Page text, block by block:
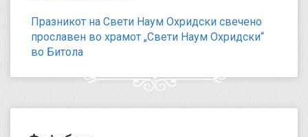
Празникот на Свети Наум Охридски свечено
прославен во храмот „Свети Наум Охридски“
во Битола